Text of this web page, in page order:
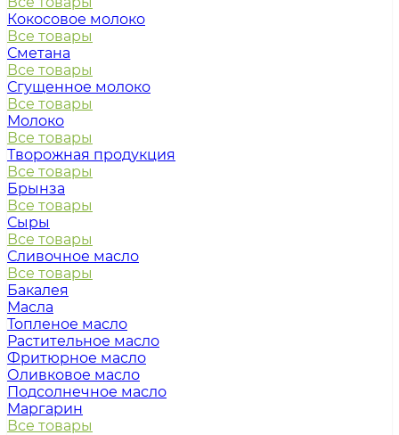
Кокосовое молоко
Все товары
Сметана
Все товары
Сгущенное молоко
Все товары
Молоко
Все товары
Творожная продукция
Все товары
Брынза
Все товары
Сыры
Все товары
Сливочное масло
Все товары
Бакалея
Масла
Топленое масло
Растительное масло
Фритюрное масло
Оливковое масло
Подсолнечное масло
Маргарин
Все товары